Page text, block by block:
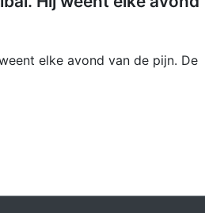
elke avond van de pijn. De